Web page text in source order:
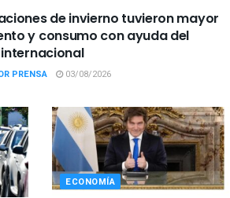
de invierno tuvieron mayor
y consumo con ayuda del
PRENSA 03/08/2026
ECONOMÍA